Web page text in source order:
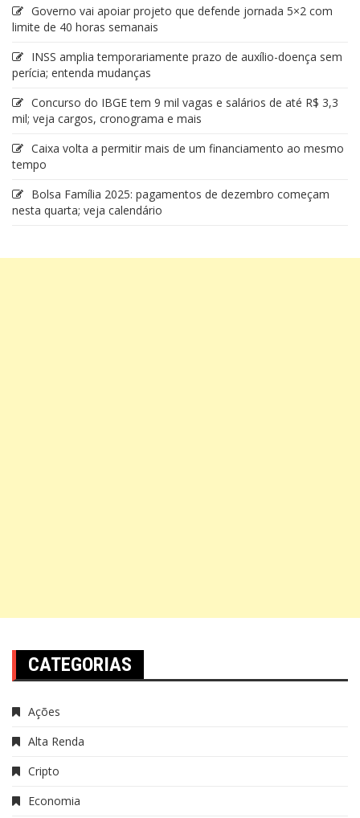
Governo vai apoiar projeto que defende jornada 5×2 com
limite de 40 horas semanais
INSS amplia temporariamente prazo de auxílio-doença sem
perícia; entenda mudanças
Concurso do IBGE tem 9 mil vagas e salários de até R$ 3,3
mil; veja cargos, cronograma e mais
Caixa volta a permitir mais de um financiamento ao mesmo
tempo
Bolsa Família 2025: pagamentos de dezembro começam
nesta quarta; veja calendário
CATEGORIAS
Ações
Alta Renda
Cripto
Economia